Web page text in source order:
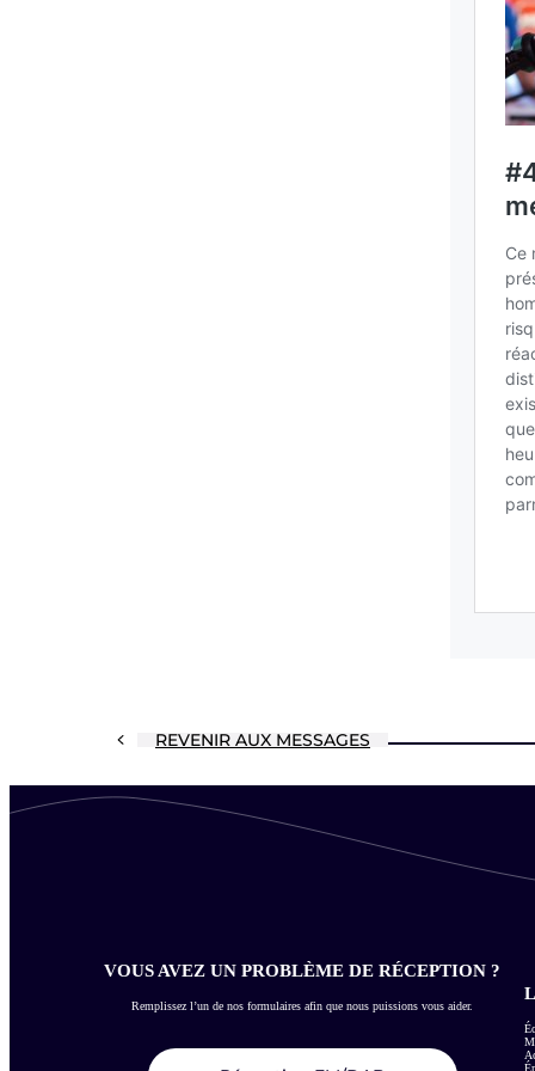
REVENIR AUX MESSAGES
VOUS AVEZ UN PROBLÈME DE RÉCEPTION ?
Remplissez l’un de nos formulaires afin que nous puissions vous aider.